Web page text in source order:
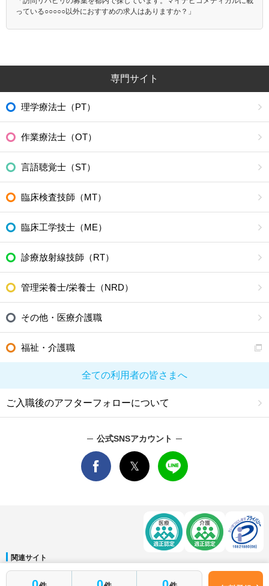
っている○○○○○以外におすすめの求人はありますか？」
専門サイト
理学療法士（PT）
作業療法士（OT）
言語聴覚士（ST）
臨床検査技師（MT）
臨床工学技士（ME）
診療放射線技師（RT）
管理栄養士/栄養士（NRD）
その他・医療介護職
福祉・介護職
全ての利用者の皆さまへ
ご入職後のアフターフォローについて
公式SNSアカウント
関連サイト
マイナビDOCTOR│マイナビ看護師│マイナビ薬剤師│マイナビ保育士